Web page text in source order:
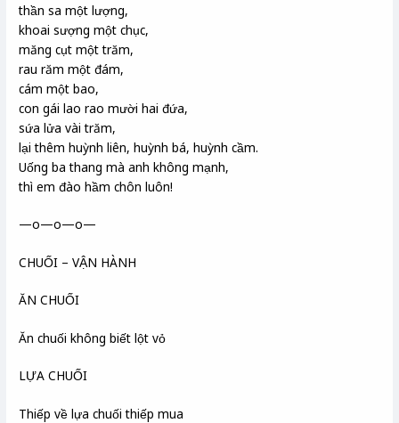
thần sa một lượng,
khoai sượng một chục,
măng cụt một trăm,
rau răm một đám,
cám một bao,
con gái lao rao mười hai đứa,
sứa lửa vài trăm,
lại thêm huỳnh liên, huỳnh bá, huỳnh cầm.
Uống ba thang mà anh không mạnh,
thì em đào hầm chôn luôn!
—o—o—o—
CHUỐI – VẬN HÀNH
ĂN CHUỐI
Ăn chuối không biết lột vỏ
LỰA CHUỐI
Thiếp về lựa chuối thiếp mua